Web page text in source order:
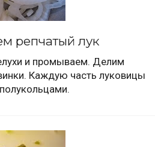
репчатый лук
и промываем. Делим
Каждую часть луковицы